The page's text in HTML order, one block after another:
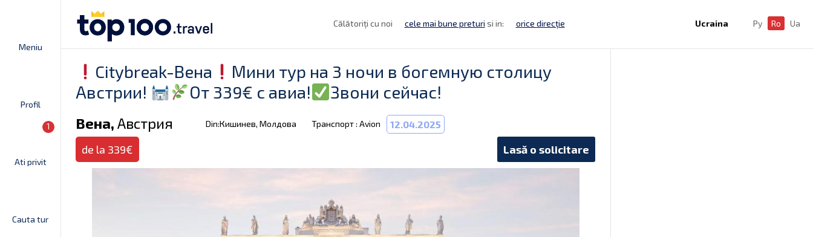
Meniu
Profil
Ati privit
1
Cauta tur
Călătoriți cu noi cele mai bune preturi si in: orice direcție Ucraina Ру Ro Ua
Citybreak-Вена
Мини тур на 3 ночи в богемную столицу
Австрии!
От 339€ с авиа! Звони сейчас!
Вена, Австрия Din:Кишинев, Молдова Транспорт : Avion 12.04.2025
de la 339€ Lasă o solicitare